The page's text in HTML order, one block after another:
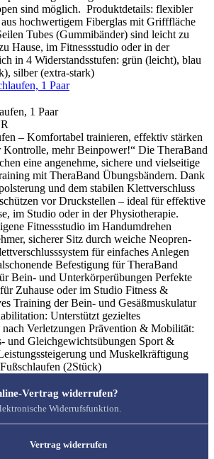
sind möglich. Produktdetails: flexibler
hochwertigem Fiberglas mit Grifffläche
Tubes (Gummibänder) sind leicht zu
Hause, im Fitnessstudio oder in der
in 4 Widerstandsstufen: grün (leicht), blau
silber (extra-stark)
1 Paar
– Komfortabel trainieren, effektiv stärken
mehr Beinpower!“ Die TheraBand
eine angenehme, sichere und vielseitige
mit TheraBand Übungsbändern. Dank
und dem stabilen Klettverschluss
vor Druckstellen – ideal für effektive
im Studio oder in der Physiotherapie.
Fitnessstudio im Handumdrehen
sicherer Sitz durch weiche Neopren-
für einfaches Anlegen
Befestigung für TheraBand
Bein- und Unterkörperübungen Perfekte
Zuhause oder im Studio Fitness &
Training der Bein- und Gesäßmuskulatur
Unterstützt gezieltes
Verletzungen Prävention & Mobilität:
und Gleichgewichtsübungen Sport &
und Muskelkräftigung
(2Stück)
Vertrag widerrufen?
Widerrufsfunktion.
Vertrag widerrufen